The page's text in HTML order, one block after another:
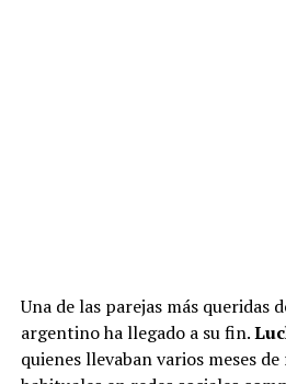
Una de las parejas más queridas
argentino ha llegado a su fin.
quienes llevaban varios meses